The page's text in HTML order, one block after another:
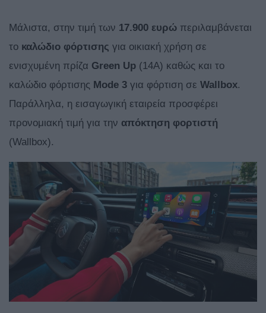
Μάλιστα, στην τιμή των 17.900 ευρώ περιλαμβάνεται
το καλώδιο φόρτισης για οικιακή χρήση σε
ενισχυμένη πρίζα Green Up (14A) καθώς και το
καλώδιο φόρτισης Μode 3 για φόρτιση σε Wallbox.
Παράλληλα, η εισαγωγική εταιρεία προσφέρει
προνομιακή τιμή για την απόκτηση φορτιστή
(Wallbox).